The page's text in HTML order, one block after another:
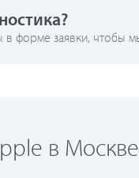
форме заявки, чтобы
в